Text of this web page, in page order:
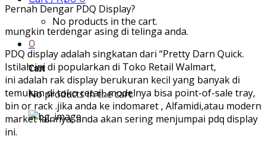
No products in the cart.
0
Cart
No products in the cart.
Pernah Dengar PDQ Display?
mungkin terdengar asing di telinga anda.
PDQ display adalah singkatan dari “Pretty Darn Quick.
Istilah ini di popularkan di Toko Retail Walmart,
ini adalah rak display berukuran kecil yang banyak di
temukan di toko retail, modelnya bisa point-of-sale tray,
bin or rack .jika anda ke indomaret , Alfamidi,atau modern
market lainnya, anda akan sering menjumpai pdq display
ini.